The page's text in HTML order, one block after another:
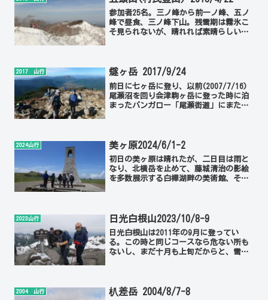
参加者25名。三ノ峰から前一ノ峰、五ノ
峰で昼食、三ノ峰下山。残雪期は霧氷こ
そ見られないが、晴れれば素晴らしい稜
2017 山行 燧ヶ岳 2017/9/24
前日に七ヶ岳に登り、以前(2007/7/16)
尾瀬沼を回り会津駒ヶ岳に登った時に泊
まったバンガロー「尾瀬街道」にまた厄
も80、私が...
2024山行 美ヶ原2024/6/1-2
初日の美ヶ原は晴れたが、二日目は雨と
なり、北横岳を止めて、藤城清治の影絵
を多数展示する白樺湖畔の美術館、そし
≫10:50山本小屋...
2023山行 日光白根山2023/10/8-9
日光白根山は2011年の9月に登ってい
る。この時と同じコースなら危ない所も
ないし、まだ十月も上旬だからと、雪の
東北最高峰の燧ヶ岳より...
2004 山行 朳差岳 2004/8/7-8